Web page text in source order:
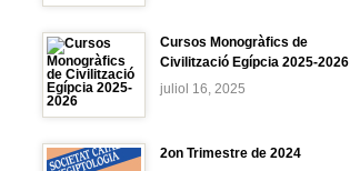
Cursos Monogràfics de
Civilització Egípcia 2025-2026
juliol 16, 2025
2on Trimestre de 2024